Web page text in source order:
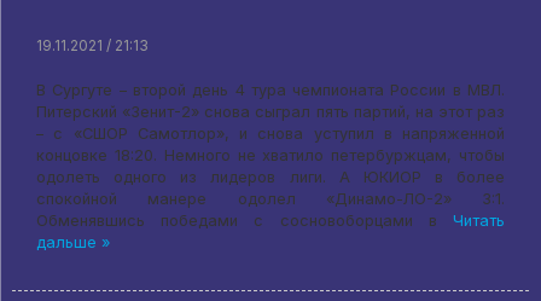
19.11.2021 / 21:13
В Сургуте – второй день 4 тура чемпионата России в МВЛ.
Питерский «Зенит-2» снова сыграл пять партий, на этот раз
– с «СШОР Самотлор», и снова уступил в напряженной
концовке 18:20. Немного не хватило петербуржцам, чтобы
одолеть одного из лидеров лиги. А ЮКИОР в более
спокойной манере одолел «Динамо-ЛО-2» 3:1.
Обменявшись победами с сосновоборцами в Читать
дальше »